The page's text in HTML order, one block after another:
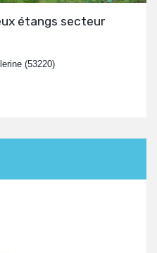
étangs secteur
(53220)